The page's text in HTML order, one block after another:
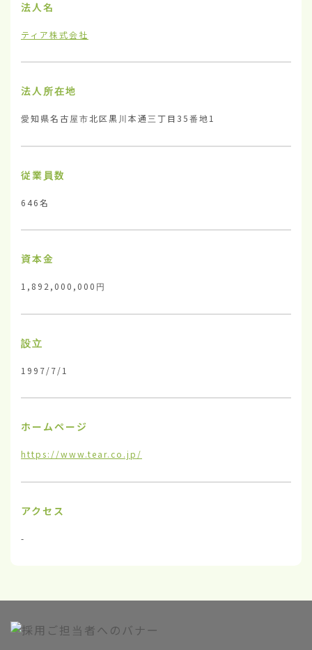
法人名
ティア株式会社
法人所在地
愛知県名古屋市北区黒川本通三丁目35番地1
従業員数
646名
資本金
1,892,000,000円
設立
1997/7/1
ホームページ
https://www.tear.co.jp/
アクセス
-